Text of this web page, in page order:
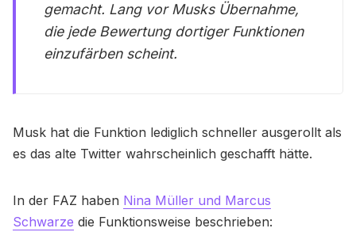
gemacht. Lang vor Musks Übernahme,
die jede Bewertung dortiger Funktionen
einzufärben scheint.
Musk hat die Funktion lediglich schneller ausgerollt als
es das alte Twitter wahrscheinlich geschafft hätte.
In der FAZ haben Nina Müller und Marcus
Schwarze die Funktionsweise beschrieben: